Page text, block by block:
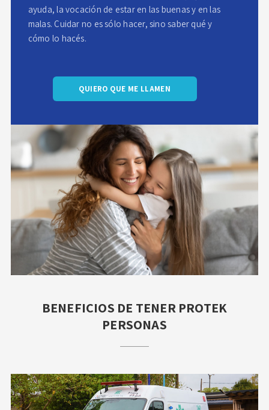
ayuda, la vocación de estar en las buenas y en las
malas. Cuidar no es sólo hacer, sino saber qué y
cómo lo hacés.
QUIERO QUE ME LLAMEN
BENEFICIOS DE TENER PROTEK
PERSONAS